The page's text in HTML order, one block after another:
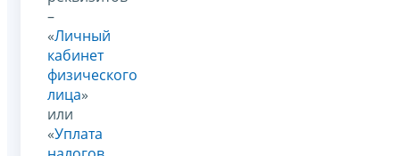
–
«Личный
кабинет
физического
лица»
или
«Уплата